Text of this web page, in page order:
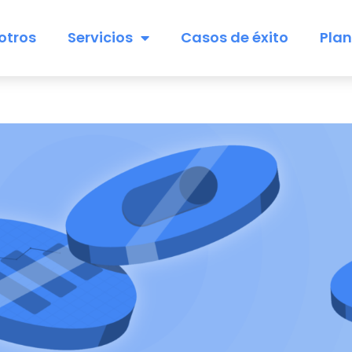
Servicios Casos de éxito